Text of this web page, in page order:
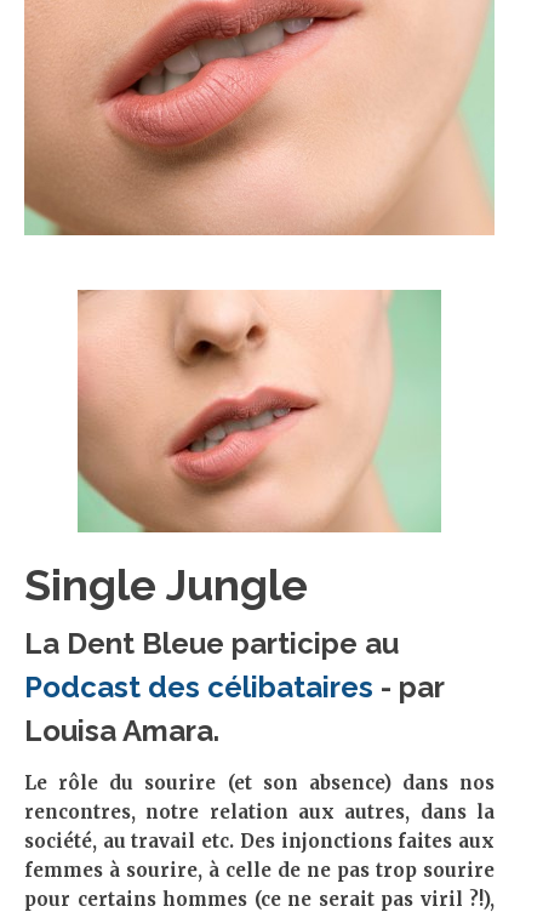
Single Jungle
La Dent Bleue participe au
Podcast des célibataires - par
Louisa Amara.
Le rôle du sourire (et son absence) dans nos
rencontres, notre relation aux autres, dans la
société, au travail etc. Des injonctions faites aux
femmes à sourire, à celle de ne pas trop sourire
pour certains hommes (ce ne serait pas viril ?!),